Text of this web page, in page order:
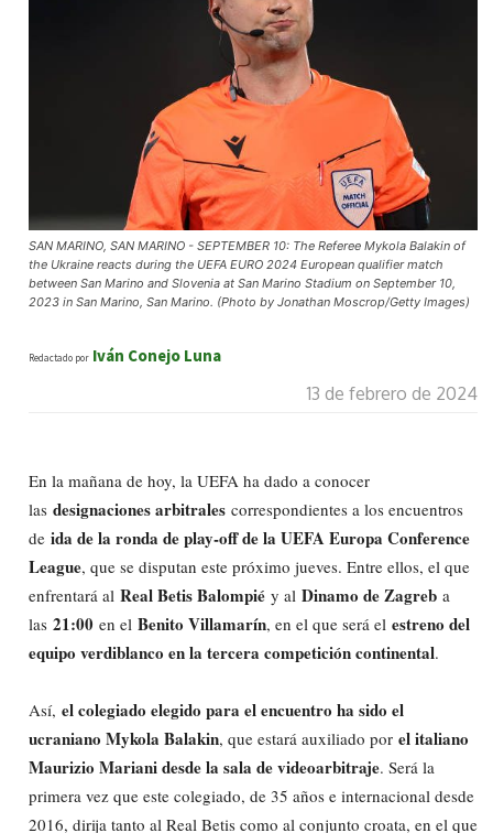
SAN MARINO, SAN MARINO - SEPTEMBER 10: The Referee Mykola Balakin of
the Ukraine reacts during the UEFA EURO 2024 European qualifier match
between San Marino and Slovenia at San Marino Stadium on September 10,
2023 in San Marino, San Marino. (Photo by Jonathan Moscrop/Getty Images)
Redactado por Iván Conejo Luna
13 de febrero de 2024
En la mañana de hoy, la UEFA ha dado a conocer
las designaciones arbitrales correspondientes a los encuentros
de ida de la ronda de play-off de la UEFA Europa Conference
League, que se disputan este próximo jueves. Entre ellos, el que
enfrentará al Real Betis Balompié y al Dinamo de Zagreb a
las 21:00 en el Benito Villamarín, en el que será el estreno del
equipo verdiblanco en la tercera competición continental.
Así, el colegiado elegido para el encuentro ha sido el
ucraniano Mykola Balakin, que estará auxiliado por el italiano
Maurizio Mariani desde la sala de videoarbitraje. Será la
primera vez que este colegiado, de 35 años e internacional desde
2016, dirija tanto al Real Betis como al conjunto croata, en el que